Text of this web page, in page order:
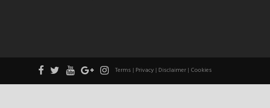
Terms | Privacy | Disclaimer | Cookies